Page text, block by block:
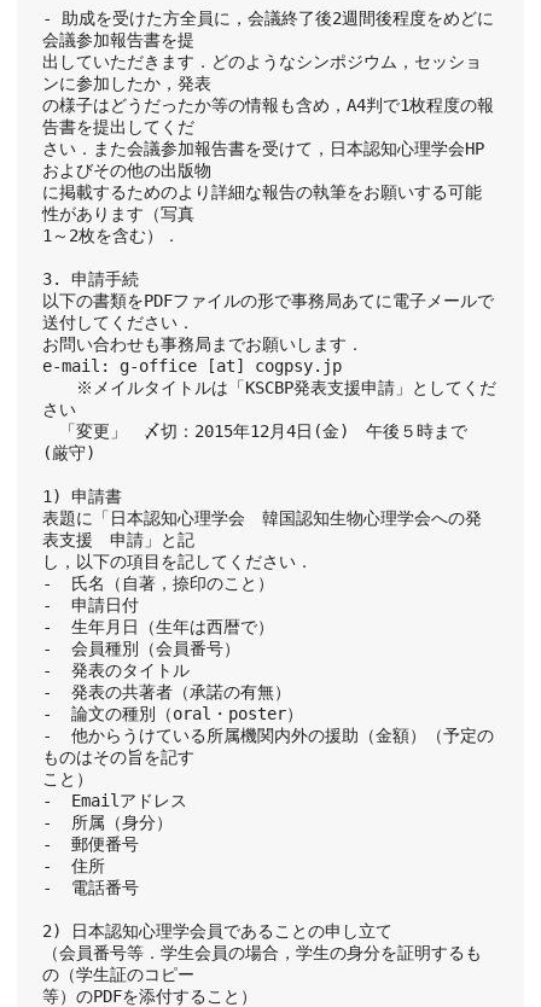
- 助成を受けた方全員に，会議終了後2週間後程度をめどに
会議参加報告書を提
出していただきます．どのようなシンポジウム，セッショ
ンに参加したか，発表
の様子はどうだったか等の情報も含め，A4判で1枚程度の報
告書を提出してくだ
さい．また会議参加報告書を受けて，日本認知心理学会HP
およびその他の出版物
に掲載するためのより詳細な報告の執筆をお願いする可能
性があります（写真
1～2枚を含む）．
3. 申請手続
以下の書類をPDFファイルの形で事務局あてに電子メールで
送付してください．
お問い合わせも事務局までお願いします．
e-mail: g-office [at] cogpsy.jp
※メイルタイトルは「KSCBP発表支援申請」としてくだ
さい
「変更」　〆切：2015年12月4日(金)　午後５時まで
(厳守)
1) 申請書
表題に「日本認知心理学会　韓国認知生物心理学会への発
表支援　申請」と記
し，以下の項目を記してください．
-  氏名（自著，捺印のこと）
-  申請日付
-  生年月日（生年は西暦で）
-  会員種別（会員番号）
-  発表のタイトル
-  発表の共著者（承諾の有無）
-  論文の種別（oral・poster）
-  他からうけている所属機関内外の援助（金額）（予定の
ものはその旨を記す
こと）
-  Emailアドレス
-  所属（身分）
-  郵便番号
-  住所
-  電話番号
2) 日本認知心理学会員であることの申し立て
（会員番号等．学生会員の場合，学生の身分を証明するも
の（学生証のコピー
等）のPDFを添付すること）